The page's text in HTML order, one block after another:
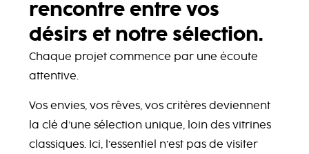
rencontre entre vos
désirs et notre sélection.
Chaque projet commence par une écoute
attentive.
Vos envies, vos rêves, vos critères deviennent
la clé d’une sélection unique, loin des vitrines
classiques. Ici, l’essentiel n’est pas de visiter